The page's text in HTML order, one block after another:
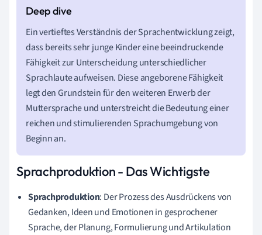
Ein vertieftes Verständnis der Sprachentwicklung zeigt,
dass bereits sehr junge Kinder eine beeindruckende
Fähigkeit zur Unterscheidung unterschiedlicher
Sprachlaute aufweisen. Diese angeborene Fähigkeit
legt den Grundstein für den weiteren Erwerb der
Muttersprache und unterstreicht die Bedeutung einer
reichen und stimulierenden Sprachumgebung von
Beginn an.
Sprachproduktion - Das Wichtigste
Sprachproduktion: Der Prozess des Ausdrückens von
Gedanken, Ideen und Emotionen in gesprochener
Sprache, der Planung, Formulierung und Artikulation